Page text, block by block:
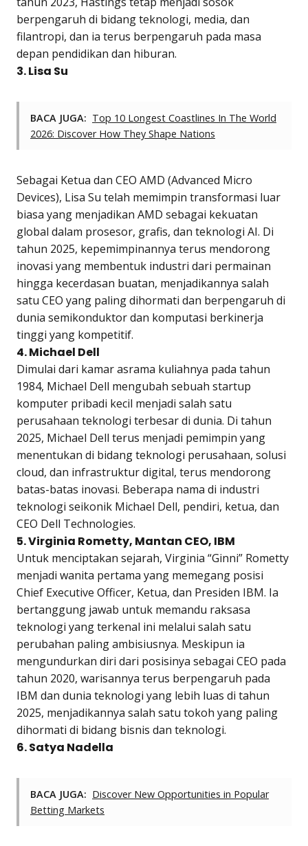
berpengaruh di bidang teknologi, media, dan
filantropi, dan ia terus berpengaruh pada masa
depan pendidikan dan hiburan.
3. Lisa Su
BACA JUGA: Top 10 Longest Coastlines In The World
2026: Discover How They Shape Nations
Sebagai Ketua dan CEO AMD (Advanced Micro
Devices), Lisa Su telah memimpin transformasi luar
biasa yang menjadikan AMD sebagai kekuatan
global dalam prosesor, grafis, dan teknologi AI. Di
tahun 2025, kepemimpinannya terus mendorong
inovasi yang membentuk industri dari permainan
hingga kecerdasan buatan, menjadikannya salah
satu CEO yang paling dihormati dan berpengaruh di
dunia semikonduktor dan komputasi berkinerja
tinggi yang kompetitif.
4. Michael Dell
Dimulai dari kamar asrama kuliahnya pada tahun
1984, Michael Dell mengubah sebuah startup
komputer pribadi kecil menjadi salah satu
perusahaan teknologi terbesar di dunia. Di tahun
2025, Michael Dell terus menjadi pemimpin yang
menentukan di bidang teknologi perusahaan, solusi
cloud, dan infrastruktur digital, terus mendorong
batas-batas inovasi. Beberapa nama di industri
teknologi seikonik Michael Dell, pendiri, ketua, dan
CEO Dell Technologies.
5. Virginia Rometty, Mantan CEO, IBM
Untuk menciptakan sejarah, Virginia “Ginni” Rometty
menjadi wanita pertama yang memegang posisi
Chief Executive Officer, Ketua, dan Presiden IBM. Ia
bertanggung jawab untuk memandu raksasa
teknologi yang terkenal ini melalui salah satu
perubahan paling ambisiusnya. Meskipun ia
mengundurkan diri dari posisinya sebagai CEO pada
tahun 2020, warisannya terus berpengaruh pada
IBM dan dunia teknologi yang lebih luas di tahun
2025, menjadikannya salah satu tokoh yang paling
dihormati di bidang bisnis dan teknologi.
6. Satya Nadella
BACA JUGA: Discover New Opportunities in Popular
Betting Markets